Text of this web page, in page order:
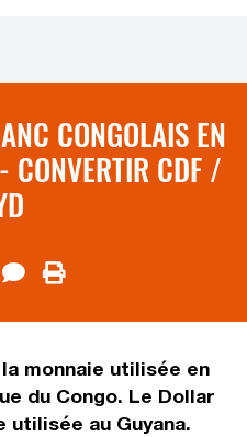
CONGOLAIS EN
CONVERTIR CDF /
monnaie utilisée en
du Congo. Le Dollar
utilisée au Guyana.